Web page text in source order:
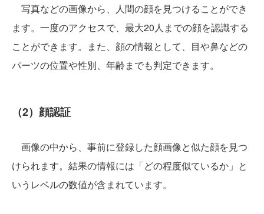
写真などの画像から、人間の顔を見つけることができ
ます。一度のアクセスで、最大20人までの顔を認識する
ことができます。また、顔の情報として、目や鼻などの
パーツの位置や性別、年齢までも判定できます。
（2）顔認証
画像の中から、事前に登録した顔画像と似た顔を見つ
けられます。結果の情報には「どの程度似ているか」と
いうレベルの数値が含まれています。